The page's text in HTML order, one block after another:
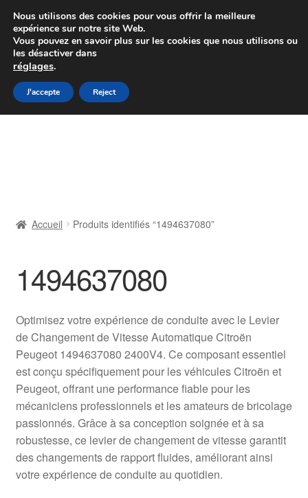
Colissimo livraison à partir de 7 EUR
Du lundi au vendredi de 9 h à 16 h
Aller
à
Aller
au
Livraison
Livraison internationale
Mon compte
Paiements
Panier
Plainte
Accueil Produits identifiés “1494637080”
1494637080
Optimisez votre expérience de conduite avec le Levier
de Changement de Vitesse Automatique Citroën
Peugeot 1494637080 2400V4. Ce composant essentiel
est conçu spécifiquement pour les véhicules Citroën et
Peugeot, offrant une performance fiable pour les
mécaniciens professionnels et les amateurs de bricolage
passionnés. Grâce à sa conception soignée et à sa
robustesse, ce levier de changement de vitesse garantit
des changements de rapport fluides, améliorant ainsi
votre expérience de conduite au quotidien.
Nous utilisons des cookies pour vous offrir la meilleure
expérience sur notre site Web.
Vous pouvez en savoir plus sur les cookies que nous utilisons ou
les désactiver dans
réglages.
J'accepte Reject